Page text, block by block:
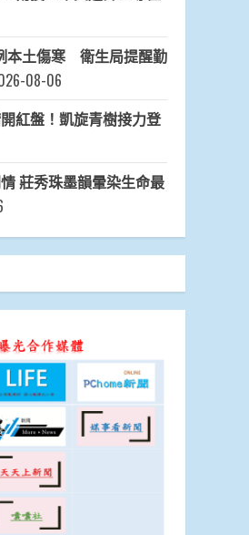
本土傷寒 衛生局提醒勤
08-06
紅盤！凱旋青樹接力登
莊秀珠墨韻暈染生命最